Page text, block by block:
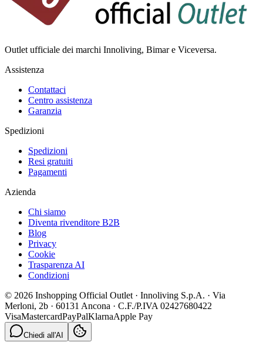
Outlet ufficiale dei marchi Innoliving, Bimar e Viceversa.
Assistenza
Contattaci
Centro assistenza
Garanzia
Spedizioni
Spedizioni
Resi gratuiti
Pagamenti
Azienda
Chi siamo
Diventa rivenditore B2B
Blog
Privacy
Cookie
Trasparenza AI
Condizioni
© 2026 Inshopping Official Outlet · Innoliving S.p.A. · Via
Merloni, 2b · 60131 Ancona · C.F./P.IVA 02427680422
VisaMastercardPayPalKlarnaApple Pay
Chiedi all'AI